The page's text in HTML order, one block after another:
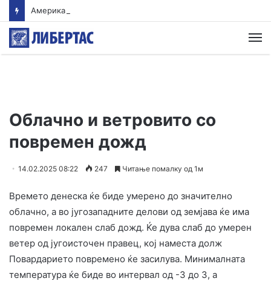
Облачно и ветровито со
повремен дожд
14.02.2025 08:22 247 Читање помалку од 1м
Времето денеска ќе биде умерено до значително
облачно, а во југозападните делови од земјава ќе има
повремен локален слаб дожд. Ќе дува слаб до умерен
ветер од југоисточен правец, кој наместа долж
Повардарието повремено ќе засилува. Минималната
температура ќе биде во интервал од -3 до 3, а